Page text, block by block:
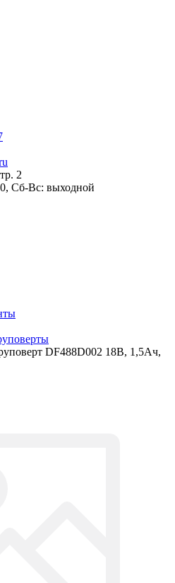
2
Сб-Вс: выходной
DF488D002 18В, 1,5Ач,